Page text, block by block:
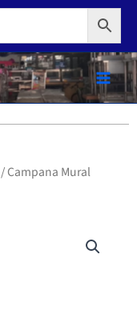
/ Campana Mural